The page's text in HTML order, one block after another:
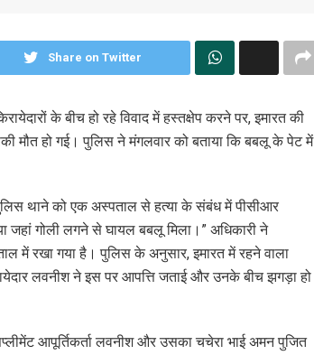
Share on Twitter
के बीच हो रहे विवाद में हस्तक्षेप करने पर, इमारत की
मौत हो गई। पुलिस ने मंगलवार को बताया कि बबलू के पेट में
पुलिस थाने को एक अस्पताल से हत्या के संबंध में पीसीआर
गोली लगने से घायल बबलू मिला।” अधिकारी ने
में रखा गया है। पुलिस के अनुसार, इमारत में रहने वाला
लवनीश ने इस पर आपत्ति जताई और उनके बीच झगड़ा हो
आपूर्तिकर्ता लवनीश और उसका चचेरा भाई अमन पुजित